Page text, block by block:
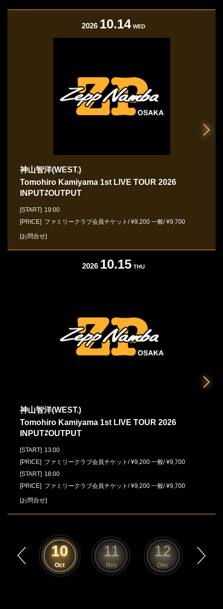
2026 10.14 WED
神山智洋(WEST.)
Tomohiro Kamiyama 1st LIVE TOUR 2026
INPUT⇄OUTPUT
[START] 19:00
[PRICE] ファミリークラブ会員チケット/ ¥9,200 一般/ ¥9,700
[お問合せ]
2026 10.15 THU
神山智洋(WEST.)
Tomohiro Kamiyama 1st LIVE TOUR 2026
INPUT⇄OUTPUT
[START] 13:00
[PRICE] ファミリークラブ会員チケット/ ¥9,200 一般/ ¥9,700
[START] 18:00
[PRICE] ファミリークラブ会員チケット/ ¥9,200 一般/ ¥9,700
[お問合せ]
10
Oct
11
Nov
12
Dec